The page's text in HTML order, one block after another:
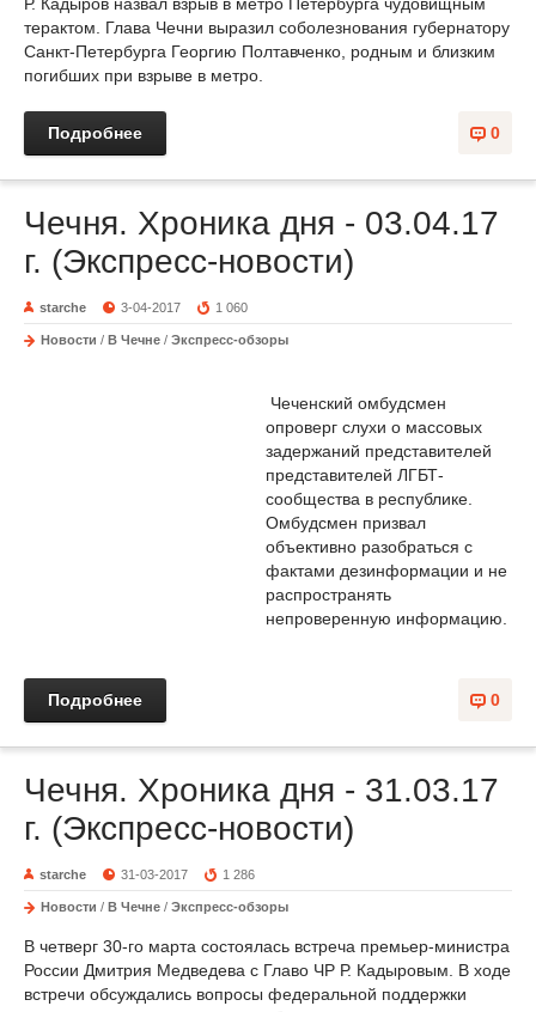
терактом. Глава Чечни выразил соболезнования губернатору
Санкт-Петербурга Георгию Полтавченко, родным и близким
погибших при взрыве в метро.
0
Подробнее
Чечня. Хроника дня - 03.04.17
г. (Экспресс-новости)
starche 3-04-2017 1 060
Новости / В Чечне / Экспресс-обзоры
Чеченский омбудсмен
опроверг слухи о массовых
задержаний представителей
представителей ЛГБТ-
сообщества в республике.
Омбудсмен призвал
объективно разобраться с
фактами дезинформации и не
распространять
непроверенную информацию.
0
Подробнее
Чечня. Хроника дня - 31.03.17
г. (Экспресс-новости)
starche 31-03-2017 1 286
Новости / В Чечне / Экспресс-обзоры
В четверг 30-го марта состоялась встреча премьер-министра
России Дмитрия Медведева с Главо ЧР Р. Кадыровым. В ходе
встречи обсуждались вопросы федеральной поддержки